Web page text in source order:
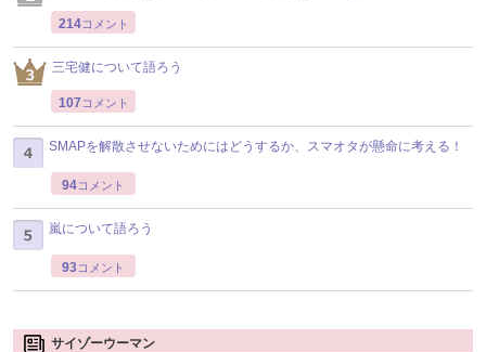
214コメント
三宅健について語ろう
107 コメント
SMAPを解散させないためにはどうするか、スマオタが懸命に考える！
94コメント
嵐について語ろう
93コメント
サイゾーウーマン